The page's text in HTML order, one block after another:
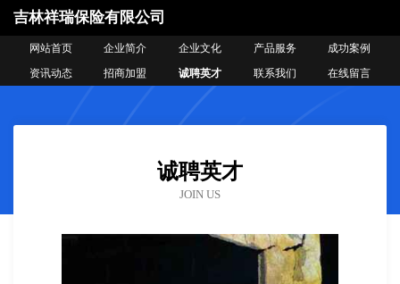
吉林祥瑞保险有限公司
网站首页 企业简介 企业文化 产品服务
成功案例
资讯动态
招商加盟 诚聘英才 联系我们 在线留言
诚聘英才
JOIN US